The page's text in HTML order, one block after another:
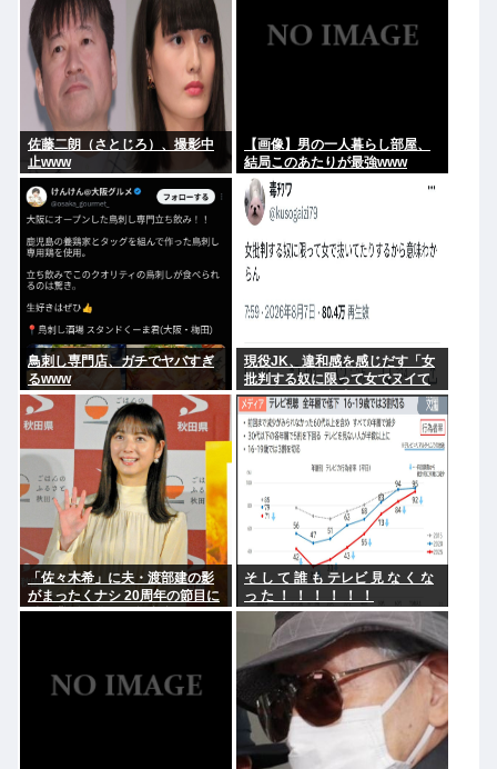
佐藤二朗（さとじろ）、撮影中
止www
【画像】男の一人暮らし部屋、
結局このあたりが最強www
鳥刺し専門店、ガチでヤバすぎ
るwww
現役JK、違和感を感じだす「女
批判する奴に限って女でヌイて
たりするから意味わからなくな
ってきた 」
「佐々木希」に夫・渡部建の影
がまったくナシ 20周年の節目に
俳優業活発化への舞台裏
そ し て 誰 も テレビ 見 な く な
っ た ！ ！ ！ ！ ！ ！